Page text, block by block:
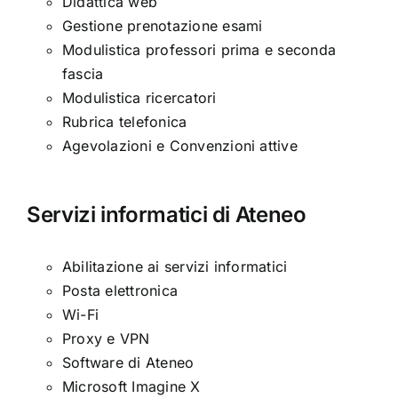
Gestione prenotazione esami
Modulistica professori prima e seconda
fascia
Modulistica ricercatori
Rubrica telefonica
Agevolazioni e Convenzioni attive
Servizi informatici di Ateneo
Abilitazione ai servizi informatici
Posta elettronica
Wi-Fi
Proxy e VPN
Software di Ateneo
Microsoft Imagine X